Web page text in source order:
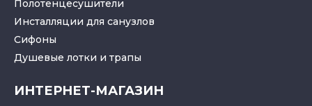
Полотенцесушители
Инсталляции для санузлов
Cифоны
Душевые лотки и трапы
ИНТЕРНЕТ-МАГАЗИН